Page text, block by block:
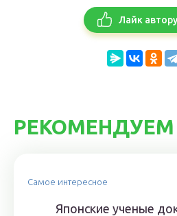
Лайк автору
Самое интересное
Японские ученые